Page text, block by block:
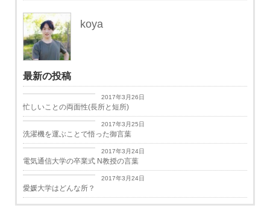
koya
最新の投稿
2017年3月26日
忙しいことの両面性(長所と短所)
日々思うこと
2017年3月25日
洗濯機を運ぶことで悟った御言葉
学生生活
2017年3月24日
電気通信大学の卒業式 N教授の言葉
学生生活
2017年3月24日
愛媛大学はどんな所？